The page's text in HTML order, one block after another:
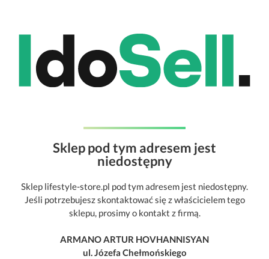
Sklep pod tym adresem jest
niedostępny
Sklep lifestyle-store.pl pod tym adresem jest niedostępny.
Jeśli potrzebujesz skontaktować się z właścicielem tego
sklepu, prosimy o kontakt z firmą.
ARMANO ARTUR HOVHANNISYAN
ul. Józefa Chełmońskiego